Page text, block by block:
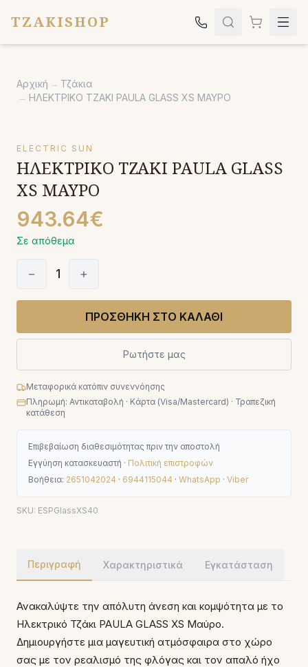
TZAKISHOP
Σόμπες
Εκκλησιαστικά
Σχετικά
Επικοινωνία
Αρχική → Τζάκια
→ ΗΛΕΚΤΡΙΚΟ ΤΖΑΚΙ PAULA GLASS XS ΜΑΥΡΟ
ELECTRIC SUN
ΗΛΕΚΤΡΙΚΟ ΤΖΑΚΙ PAULA GLASS
XS ΜΑΥΡΟ
943.64€
Σε απόθεμα
− 1 +
ΠΡΟΣΘΗΚΗ ΣΤΟ ΚΑΛΑΘΙ
Ρωτήστε μας
Μεταφορικά κατόπιν συνεννόησης
Πληρωμή: Αντικαταβολή · Κάρτα (Visa/Mastercard) · Τραπεζική
κατάθεση
Επιβεβαίωση διαθεσιμότητας πριν την αποστολή
Εγγύηση κατασκευαστή · Πολιτική επιστροφών
Βοήθεια: 2651042024 · 6944115044 · WhatsApp · Viber
SKU: ESPGlassXS40
Περιγραφή Χαρακτηριστικά Εγκατάσταση
Ανακαλύψτε την απόλυτη άνεση και κομψότητα με το
Ηλεκτρικό Τζάκι PAULA GLASS XS Μαύρο.
Δημιουργήστε μια μαγευτική ατμόσφαιρα στο χώρο
σας με τον ρεαλισμό της φλόγας και τον απαλό ήχο